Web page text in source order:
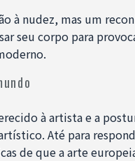
à nudez, mas um
seu corpo para
à artista e a
Até para
de que a arte